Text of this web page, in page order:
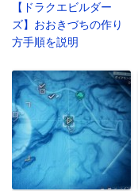
【ドラクエビルダー
ズ】おおきづちの作り
方手順を説明